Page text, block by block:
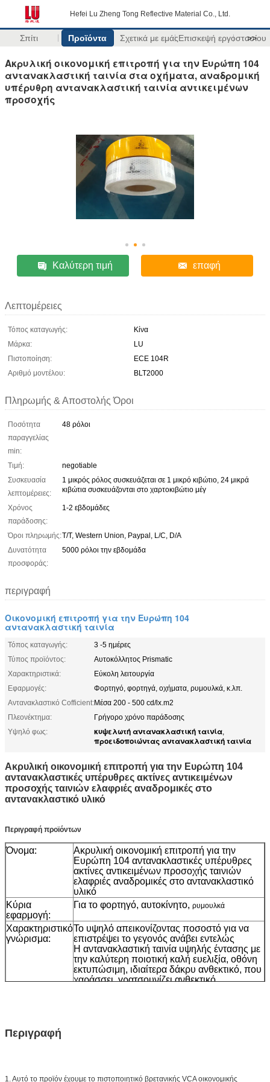
Hefei Lu Zheng Tong Reflective Material Co., Ltd.
Σπίτι Προϊόντα Σχετικά με εμάςΕπισκεψή εργοστασίου
>>
Ακρυλική οικονομική επιτροπή για την Ευρώπη 104
αντανακλαστική ταινία στα οχήματα, αναδρομική
υπέρυθρη αντανακλαστική ταινία αντικειμένων
προσοχής
Καλύτερη τιμή επαφή
Λεπτομέρειες
Τόπος καταγωγής:
Κίνα
Μάρκα:
LU
Πιστοποίηση:
ECE 104R
Αριθμό μοντέλου:
BLT2000
Πληρωμής & Αποστολής Όροι
Ποσότητα
παραγγελίας
min:
48 ρόλοι
Τιμή:
negotiable
Συσκευασία
λεπτομέρειες:
1 μικρός ρόλος συσκευάζεται σε 1 μικρό κιβώτιο, 24 μικρά
κιβώτια συσκευάζονται στο χαρτοκιβώτιο μέγ
Χρόνος
παράδοσης:
1-2 εβδομάδες
Όροι πληρωμής:T/T, Western Union, Paypal, L/C, D/A
Δυνατότητα
προσφοράς:
5000 ρόλοι την εβδομάδα
περιγραφή
Οικονομική επιτροπή για την Ευρώπη 104
αντανακλαστική ταινία
Τόπος καταγωγής:
3 -5 ημέρες
Τύπος προϊόντος:
Αυτοκόλλητος Prismatic
Χαρακτηριστικά:
Εύκολη λειτουργία
Εφαρμογές:
Φορτηγό, φορτηγά, οχήματα, ρυμουλκά, κ.λπ.
Αντανακλαστικό Cofficient:Μέσα 200 - 500 cd/lx.m2
Πλεονέκτημα:
Γρήγορο χρόνο παράδοσης
Υψηλό φως:
κυψελωτή αντανακλαστική ταινία,
προειδοποιώντας αντανακλαστική ταινία
Ακρυλική οικονομική επιτροπή για την Ευρώπη 104
αντανακλαστικές υπέρυθρες ακτίνες αντικειμένων
προσοχής ταινιών ελαφριές αναδρομικές στο
αντανακλαστικό υλικό
Περιγραφή προϊόντων
Όνομα:
Ακρυλική οικονομική επιτροπή για την
Ευρώπη 104 αντανακλαστικές υπέρυθρες
ακτίνες αντικειμένων προσοχής ταινιών
ελαφριές αναδρομικές στο αντανακλαστικό
υλικό
Κύρια
εφαρμογή:
Για το φορτηγό, αυτοκίνητο, ρυμουλκά
Χαρακτηριστικό
γνώρισμα:
Το υψηλό απεικονίζοντας ποσοστό για να
επιστρέψει το γεγονός ανάβει εντελώς
Η αντανακλαστική ταινία υψηλής έντασης με
την καλύτερη ποιοτική καλή ευελιξία, οθόνη
εκτυπώσιμη, ιδιαίτερα δάκρυ ανθεκτικό, που
χαράσσει, γρατσουνίζει ανθεκτικό,
Μέγεθος:
χαρτοκιβωτίων: 42*42*39cm
Περιγραφή
1. Αυτό το προϊόν έχουμε το πιστοποιητικό βρετανικής VCA οικονομικής